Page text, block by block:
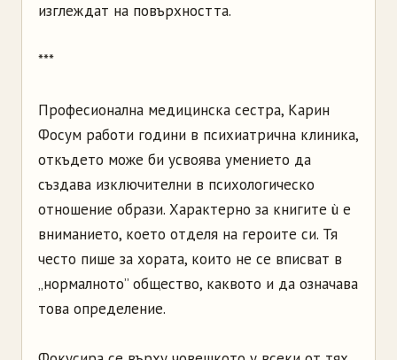
изглеждат на повърхността.
***
Професионална медицинска сестра, Карин
Фосум работи години в психиатрична клиника,
откъдето може би усвоява умението да
създава изключителни в психологическо
отношение образи. Характерно за книгите ù е
вниманието, което отделя на героите си. Тя
често пише за хората, които не се вписват в
„нормалното” общество, каквото и да означава
това определение.